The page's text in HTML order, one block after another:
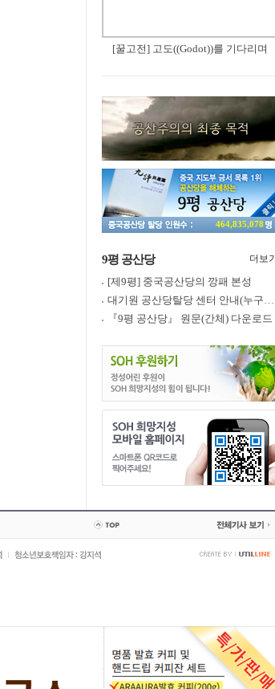
[꿀고전] 고도((Godot))를 기다리며
464,835,078
9평 공산당 더보기
[제9평] 중국공산당의 깡패 본성
대기원 공산당탈당 센터 안내(누구나 쉽게 退黨, 退團, 退隊 가능)
『9평 공산당』 원문(간체) 다운로드